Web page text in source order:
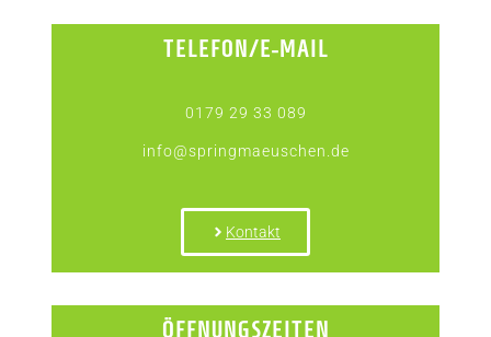
TELEFON/E-MAIL
0179 29 33 089
info@springmaeuschen.de
Kontakt
ÖFFNUNGSZEITEN